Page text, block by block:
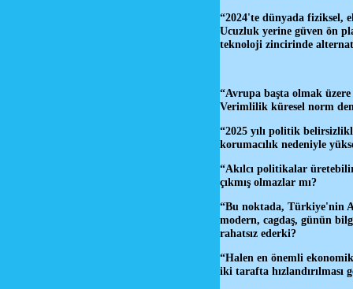
“2024'te dünyada fiziksel,
Ucuzluk yerine güven ön
teknoloji zincirinde
“Avrupa başta olmak
Verimlilik küresel norm
“2025 yılı politik
korumacılık nedeniyle
“Akılcı politikalar
çıkmış olmazlar mı?
“Bu noktada, Türkiye'nin
modern, cagdaş, günün
rahatsız ederki?
“Halen en önemli
iki tarafta